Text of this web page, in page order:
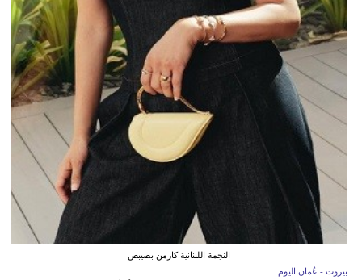
النجمة اللبنانية كارمن بصيبص
بيروت - عُمان اليوم